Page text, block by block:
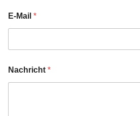
E-Mail *
Nachricht *